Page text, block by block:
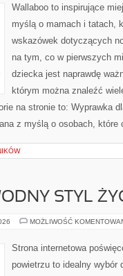
Wallaboo to inspirujące
myślą o mamach i tatach,
wskazówek dotyczących
na tym, co w pierwszych
dziecka jest naprawdę
którym można znaleźć
na stronie to: Wyprawka
z myślą o osobach,
STYL
MOŻLIWOŚĆ
Strona internetowa
powietrzu to idealny wybór